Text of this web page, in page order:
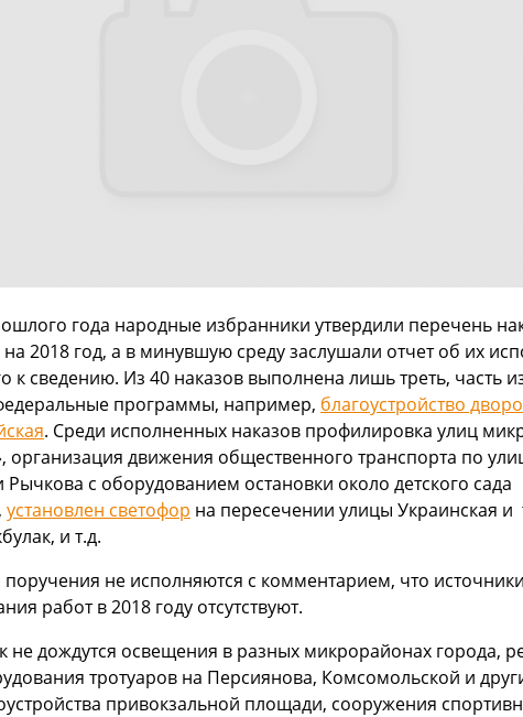
года народные избранники утвердили перечень
2018 год, а в минувшую среду заслушали отчет об их
к сведению. Из 40 наказов выполнена лишь треть, часть
программы, например, благоустройство
. Среди исполненных наказов профилировка улиц
организация движения общественного транспорта по
Рычкова с оборудованием остановки около детского сада
установлен светофор на пересечении улицы Украинская и
и т.д.
поручения не исполняются с комментарием, что источники
работ в 2018 году отсутствуют.
не дождутся освещения в разных микрорайонах города,
тротуаров на Персиянова, Комсомольской и
привокзальной площади, сооружения